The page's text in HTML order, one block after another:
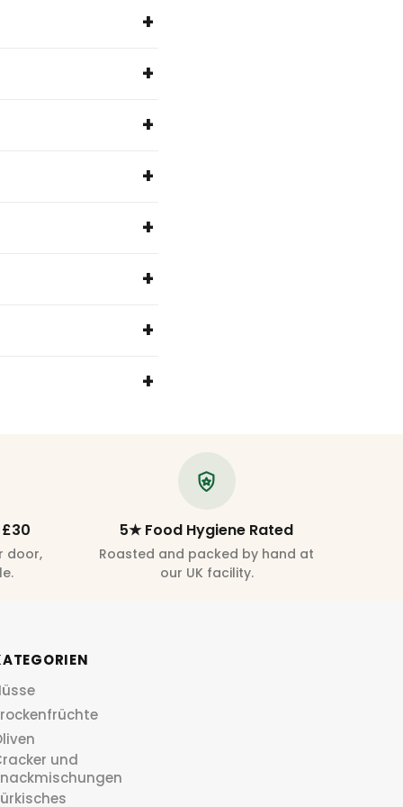
+
+
+
+
+
+
+
+
door,
5★ Food Hygiene Rated
Roasted and packed by hand at
our UK facility.
und